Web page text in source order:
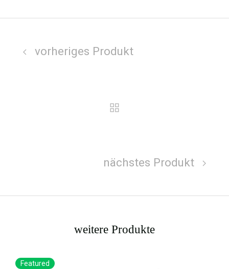
vorheriges Produkt
nächstes Produkt
weitere Produkte
Featured